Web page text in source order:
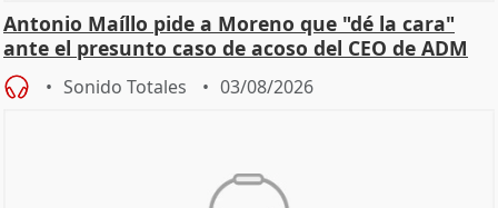
Antonio Maíllo pide a Moreno que "dé la cara"
ante el presunto caso de acoso del CEO de ADM
Sonido Totales 03/08/2026